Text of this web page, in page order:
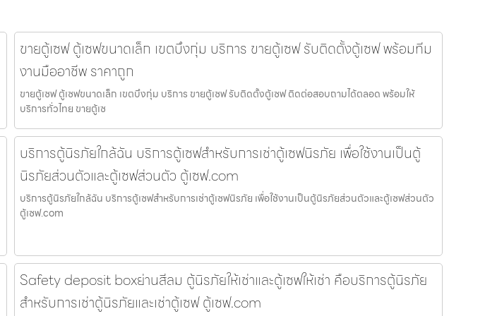
ขายตู้เซฟ ตู้เซฟขนาดเล็ก เขตบึงกุ่ม บริการ ขายตู้เซฟ รับติดตั้งตู้เซฟ พร้อมทีม
งานมืออาชีพ ราคาถูก
ขายตู้เซฟ ตู้เซฟขนาดเล็ก เขตบึงกุ่ม บริการ ขายตู้เซฟ รับติดตั้งตู้เซฟ ติดต่อสอบถามได้ตลอด พร้อมให้
บริการทั่วไทย ขายตู้เซ
บริการตู้นิรภัยใกล้ฉัน บริการตู้เซฟสำหรับการเช่าตู้เซฟนิรภัย เพื่อใช้งานเป็นตู้
นิรภัยส่วนตัวและตู้เซฟส่วนตัว ตู้เซฟ.com
บริการตู้นิรภัยใกล้ฉัน บริการตู้เซฟสำหรับการเช่าตู้เซฟนิรภัย เพื่อใช้งานเป็นตู้นิรภัยส่วนตัวและตู้เซฟส่วนตัว
ตู้เซฟ.com
Safety deposit boxย่านสีลม ตู้นิรภัยให้เช่าและตู้เซฟให้เช่า คือบริการตู้นิรภัย
สำหรับการเช่าตู้นิรภัยและเช่าตู้เซฟ ตู้เซฟ.com